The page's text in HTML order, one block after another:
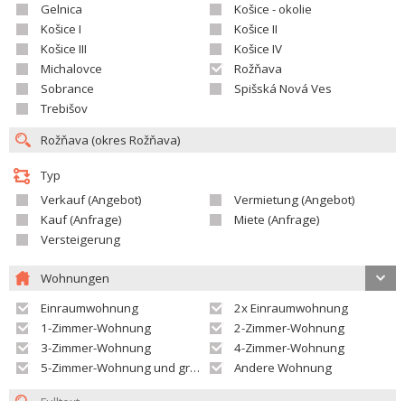
Gelnica
Košice - okolie
Košice I
Košice II
Košice III
Košice IV
Michalovce
Rožňava
Sobrance
Spišská Nová Ves
Trebišov
Typ
Verkauf (Angebot)
Vermietung (Angebot)
Kauf (Anfrage)
Miete (Anfrage)
Versteigerung
Wohnungen
Einraumwohnung
2x Einraumwohnung
1-Zimmer-Wohnung
2-Zimmer-Wohnung
3-Zimmer-Wohnung
4-Zimmer-Wohnung
5-Zimmer-Wohnung und größer
Andere Wohnung